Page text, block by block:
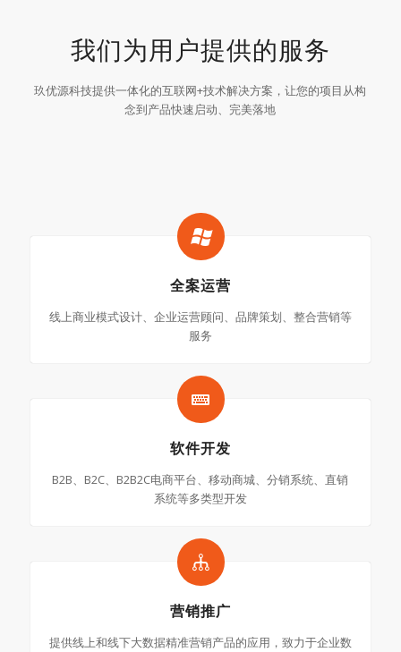
我们为用户提供的服务
玖优源科技提供一体化的互联网+技术解决方案，让您的项目从构
念到产品快速启动、完美落地
全案运营
线上商业模式设计、企业运营顾问、品牌策划、整合营销等
服务
软件开发
B2B、B2C、B2B2C电商平台、移动商城、分销系统、直销
系统等多类型开发
营销推广
提供线上和线下大数据精准营销产品的应用，致力于企业数